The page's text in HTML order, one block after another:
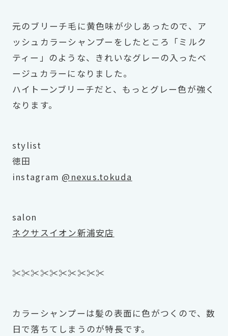
元のブリーチ毛に黄色味が少しあったので、ア
ッシュカラーシャンプーをしたところ「ミルク
ティー」のような、きれいなグレーの入ったベ
ージュカラーになりました。
ハイトーンブリーチだと、もっとグレー色が強く
なります。
stylist
徳田
instagram @nexus.tokuda
salon
ネクサスイオン新浦安店
✂︎✂︎✂︎✂︎✂︎✂︎✂︎✂︎✂︎✂︎
カラーシャンプーは髪の表面に色がつくので、数
日で落ちてしまうのが特長です。